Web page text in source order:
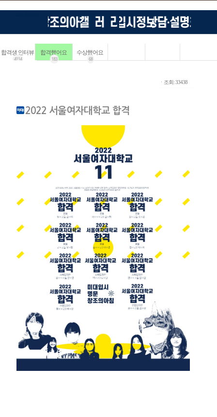
합격생 인터뷰
4114
합격했어요
183
수상했어요
68
ㆍ조회: 33438
2022 서울여자대학교 합격